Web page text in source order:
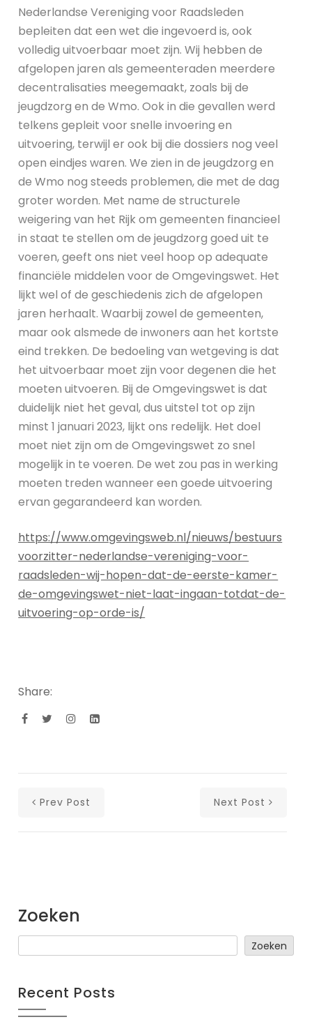
Nederlandse Vereniging voor Raadsleden
bepleiten dat een wet die ingevoerd is, ook
volledig uitvoerbaar moet zijn. Wij hebben de
afgelopen jaren als gemeenteraden meerdere
decentralisaties meegemaakt, zoals bij de
jeugdzorg en de Wmo. Ook in die gevallen werd
telkens gepleit voor snelle invoering en
uitvoering, terwijl er ook bij die dossiers nog veel
open eindjes waren. We zien in de jeugdzorg en
de Wmo nog steeds problemen, die met de dag
groter worden. Met name de structurele
weigering van het Rijk om gemeenten financieel
in staat te stellen om de jeugdzorg goed uit te
voeren, geeft ons niet veel hoop op adequate
financiële middelen voor de Omgevingswet. Het
lijkt wel of de geschiedenis zich de afgelopen
jaren herhaalt. Waarbij zowel de gemeenten,
maar ook alsmede de inwoners aan het kortste
eind trekken. De bedoeling van wetgeving is dat
het uitvoerbaar moet zijn voor degenen die het
moeten uitvoeren. Bij de Omgevingswet is dat
duidelijk niet het geval, dus uitstel tot op zijn
minst 1 januari 2023, lijkt ons redelijk. Het doel
moet niet zijn om de Omgevingswet zo snel
mogelijk in te voeren. De wet zou pas in werking
moeten treden wanneer een goede uitvoering
ervan gegarandeerd kan worden.
https://www.omgevingsweb.nl/nieuws/bestuurs
voorzitter-nederlandse-vereniging-voor-
raadsleden-wij-hopen-dat-de-eerste-kamer-
de-omgevingswet-niet-laat-ingaan-totdat-de-
uitvoering-op-orde-is/
Share:
Prev Post Next Post
Zoeken
Zoeken
Recent Posts